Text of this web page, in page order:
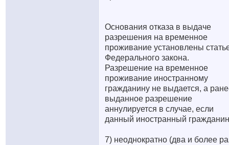
Основания отказа в выдаче
разрешения на временное
проживание установлены
Федерального закона.
Разрешение на временное
проживание иностранному
гражданину не выдается, а
выданное разрешение
аннулируется в случае, если
данный иностранный
7) неоднократно (два и более